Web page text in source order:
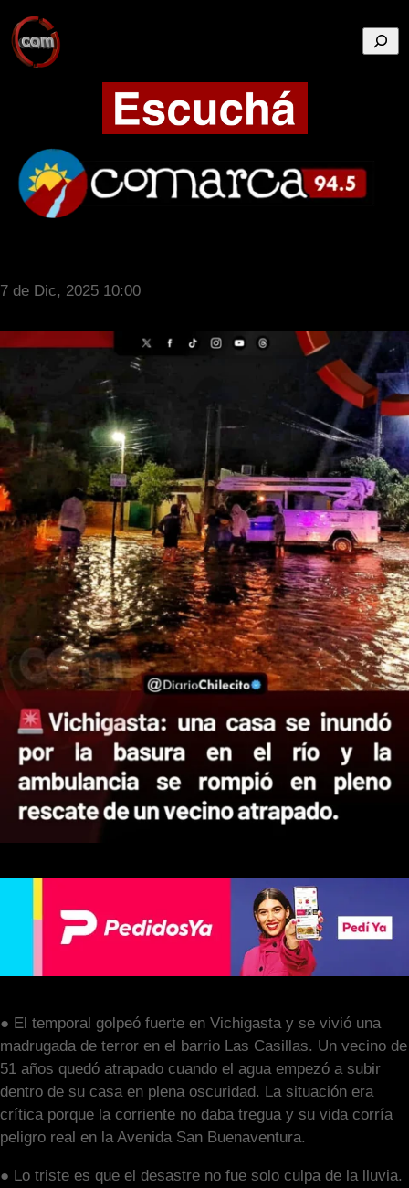
7 de Dic, 2025 10:00
● El temporal golpeó fuerte en Vichigasta y se vivió una
madrugada de terror en el barrio Las Casillas. Un vecino de
51 años quedó atrapado cuando el agua empezó a subir
dentro de su casa en plena oscuridad. La situación era
crítica porque la corriente no daba tregua y su vida corría
peligro real en la Avenida San Buenaventura.
● Lo triste es que el desastre no fue solo culpa de la lluvia.